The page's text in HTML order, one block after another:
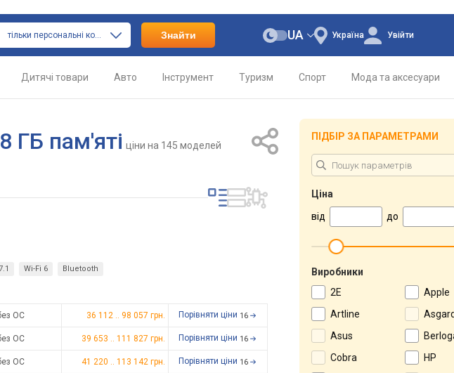
тільки персональні комп'ютери Знайти Україна
UA Увійти
Дитячі товари Авто Інструмент Туризм Спорт Мода та аксесуари
ГБ пам'яті ціни на 145 моделей
Wi-Fi 6 Bluetooth
ОС 36 112 .. 98 057 грн. Порівняти ціни 16
ОС 39 653 .. 111 827 грн. Порівняти ціни 16
ОС 41 220 .. 113 142 грн. Порівняти ціни 16
ПІДБІР ЗА ПАРАМЕТРАМИ
Ціна
від
до
Виробники
2E
Apple
Artline
Asus
Cobra
HP